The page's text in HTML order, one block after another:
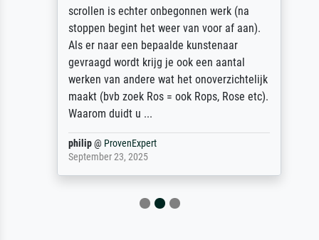
scrollen is echter onbegonnen werk (na
stoppen begint het weer van voor af aan).
Als er naar een bepaalde kunstenaar
gevraagd wordt krijg je ook een aantal
werken van andere wat het onoverzichtelijk
maakt (bvb zoek Ros = ook Rops, Rose etc).
Waarom duidt u ...
philip @ProvenExpert
September 23, 2025